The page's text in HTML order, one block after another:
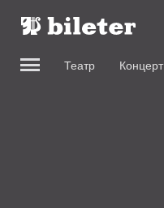
Театр Концерт